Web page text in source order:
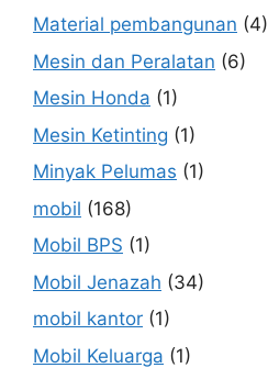
Material pembangunan (4)
Mesin dan Peralatan (6)
Mesin Honda (1)
Mesin Ketinting (1)
Minyak Pelumas (1)
mobil (168)
Mobil BPS (1)
Mobil Jenazah (34)
mobil kantor (1)
Mobil Keluarga (1)